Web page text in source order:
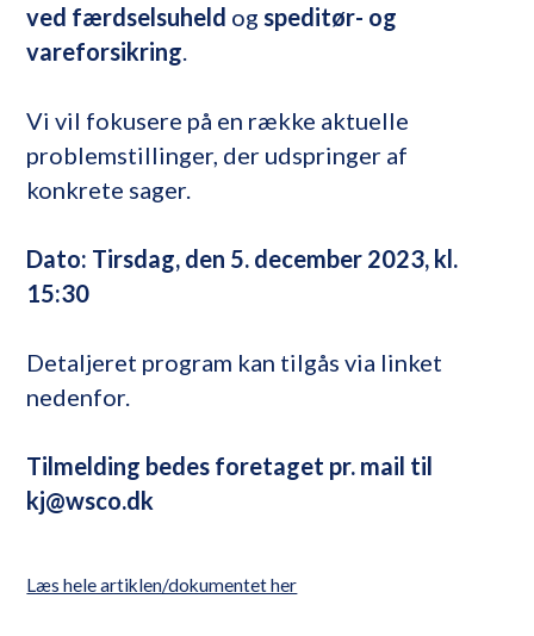
ved færdselsuheld ogspeditør- og
vareforsikring.
Vi vil fokusere på en række aktuelle
problemstillinger, der udspringer af
konkrete sager.
Dato: Tirsdag, den 5. december 2023, kl.
15:30
Detaljeret program kan tilgås via linket
nedenfor.
Tilmelding bedes foretaget pr. mail til
kj@wsco.dk
Læs hele artiklen/dokumentet her